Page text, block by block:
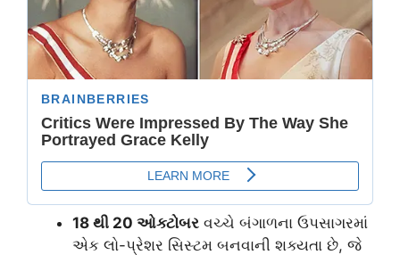
18 થી 20 ઓક્ટોબર વચ્ચે બંગાળના ઉપસાગરમાં
એક લો-પ્રેશર સિસ્ટમ બનવાની શક્યતા છે, જે